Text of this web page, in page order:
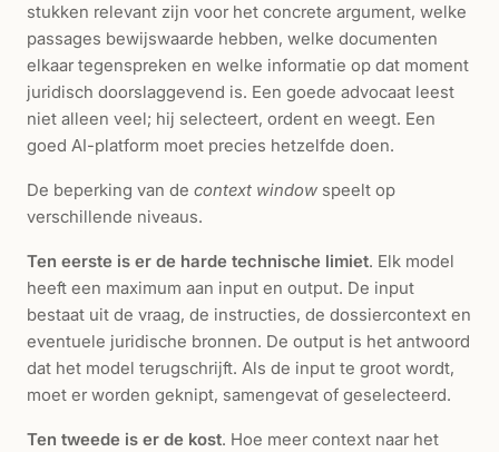
stukken relevant zijn voor het concrete argument, welke
passages bewijswaarde hebben, welke documenten
elkaar tegenspreken en welke informatie op dat moment
juridisch doorslaggevend is. Een goede advocaat leest
niet alleen veel; hij selecteert, ordent en weegt. Een
goed AI-platform moet precies hetzelfde doen.
De beperking van de context window speelt op
verschillende niveaus.
Ten eerste is er de harde technische limiet. Elk model
heeft een maximum aan input en output. De input
bestaat uit de vraag, de instructies, de dossiercontext en
eventuele juridische bronnen. De output is het antwoord
dat het model terugschrijft. Als de input te groot wordt,
moet er worden geknipt, samengevat of geselecteerd.
Ten tweede is er de kost. Hoe meer context naar het